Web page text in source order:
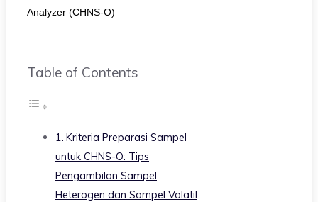
Analyzer (CHNS-O)
Table of Contents
Kriteria Preparasi Sampel
untuk CHNS-O: Tips
Pengambilan Sampel
Heterogen dan Sampel Volatil